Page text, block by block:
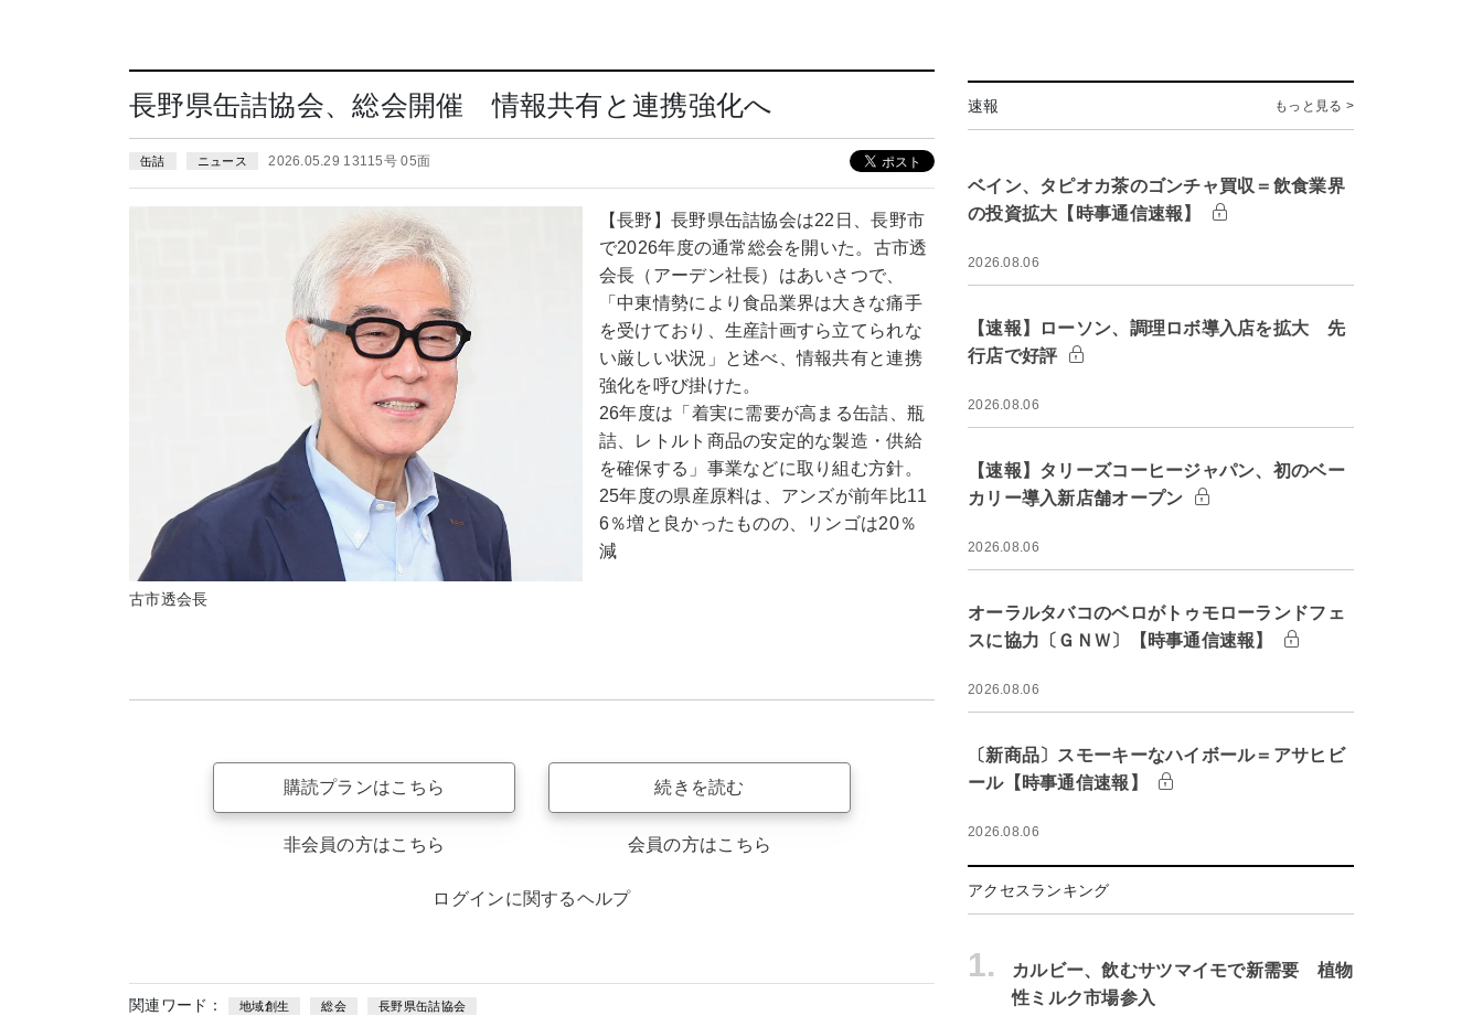
長野県缶詰協会、総会開催 情報共有と連携強化へ
缶詰 ニュース 2026.05.29 13115号 05面
古市透会長
【長野】長野県缶詰協会は22日、長野市
で2026年度の通常総会を開いた。古市透
会長（アーデン社長）はあいさつで、
「中東情勢により食品業界は大きな痛手
を受けており、生産計画すら立てられな
い厳しい状況」と述べ、情報共有と連携
強化を呼び掛けた。
26年度は「着実に需要が高まる缶詰、瓶
詰、レトルト商品の安定的な製造・供給
を確保する」事業などに取り組む方針。
25年度の県産原料は、アンズが前年比11
6％増と良かったものの、リンゴは20％
減
購読プランはこちら
非会員の方はこちら
続きを読む
会員の方はこちら
ログインに関するヘルプ
関連ワード： 地域創生 総会 長野県缶詰協会
速報 もっと見る >
ベイン、タピオカ茶のゴンチャ買収＝飲食業界
の投資拡大【時事通信速報】
2026.08.06
【速報】ローソン、調理ロボ導入店を拡大 先
行店で好評
2026.08.06
【速報】タリーズコーヒージャパン、初のベー
カリー導入新店舗オープン
2026.08.06
オーラルタバコのベロがトゥモローランドフェ
スに協力〔ＧＮＷ〕【時事通信速報】
2026.08.06
〔新商品〕スモーキーなハイボール＝アサヒビ
ール【時事通信速報】
2026.08.06
アクセスランキング
1.
カルビー、飲むサツマイモで新需要 植物
性ミルク市場参入